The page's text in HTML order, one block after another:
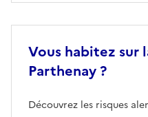
Vous habitez sur
Parthenay ?
Découvrez les risques